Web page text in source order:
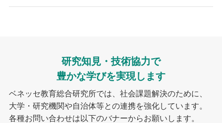
研究知見・技術協力で
豊かな学びを実現します
ベネッセ教育総合研究所では、社会課題解決のために、
大学・研究機関や自治体等との連携を強化しています。
各種お問い合わせは以下のバナーからお願いします。